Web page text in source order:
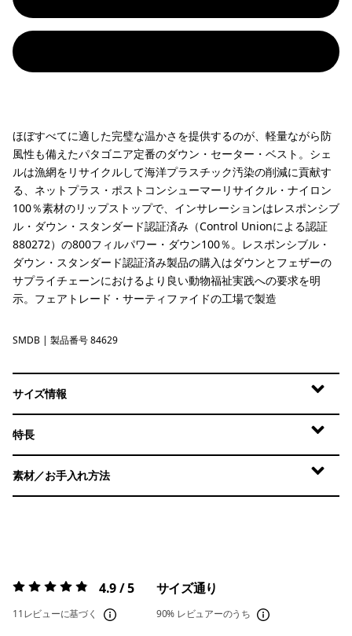
ほぼすべてに適した完璧な温かさを提供するのが、軽量ながら防
風性も備えたパタゴニア定番のダウン・セーター・ベスト。シェ
ルは漁網をリサイクルして海洋プラスチック汚染の削減に貢献す
る、ネットプラス・ポストコンシューマーリサイクル・ナイロン
100％素材のリップストップで、インサレーションはレスポンシブ
ル・ダウン・スタンダード認証済み（Control Unionによる認証
880272）の800フィルパワー・ダウン100％。レスポンシブル・
ダウン・スタンダード認証済み製品の購入はダウンとフェザーの
サプライチェーンにおけるより良い動物福祉実践への要求を明
示。フェアトレード・サーティファイドの工場で製造
Smolder Blue
SMDB | 製品番号 84629
サイズ情報
特長
素材／お手入れ方法
評価:4.9 / 5 4.9 / 5
11レビューに基づく
サイズ通り
90% レビュアーのうち